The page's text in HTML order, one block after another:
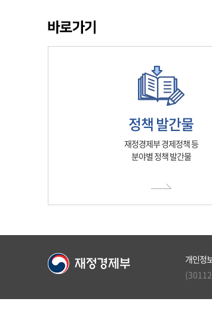
정책 발간물
재정경제부 경제정책 등
분야별 정책 발간물
개인정